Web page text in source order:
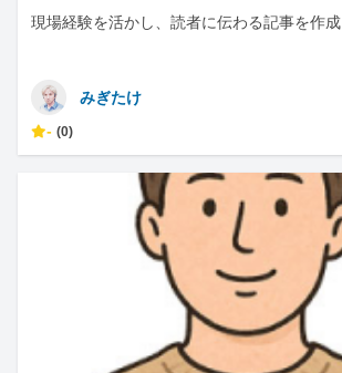
現場経験を活かし、読者に伝わる記事を作成
みぎたけ
- (0)